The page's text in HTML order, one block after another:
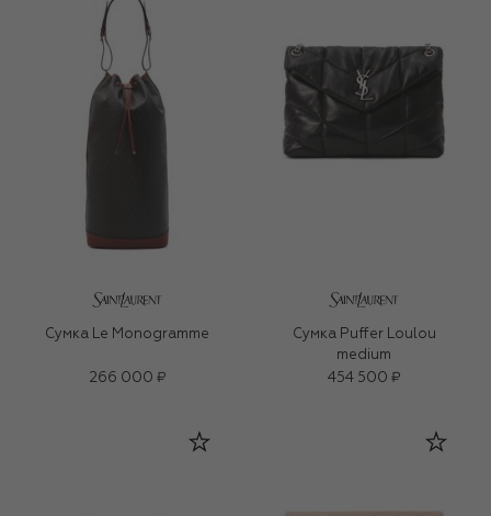
Сумка Le Monogramme
266 000 ₽
Сумка Puffer Loulou
medium
454 500 ₽